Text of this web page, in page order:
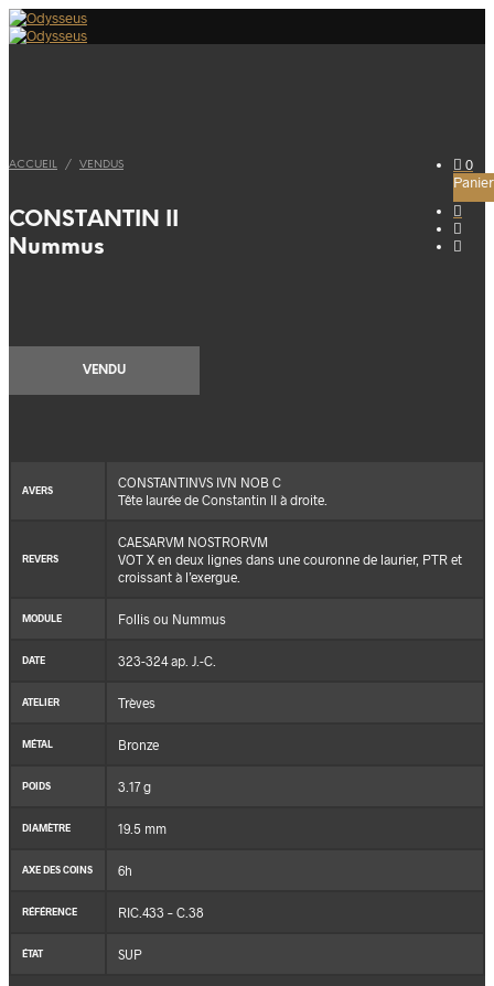
0
Panier
ACCUEIL / VENDUS
CONSTANTIN II
Nummus
VENDU
AVERS
CONSTANTINVS IVN NOB C
Tête laurée de Constantin II à droite.
REVERS
CAESARVM NOSTRORVM
VOT X en deux lignes dans une couronne de laurier, PTR et
croissant à l’exergue.
MODULE Follis ou Nummus
DATE 323-324 ap. J.-C.
ATELIER Trèves
MÉTAL Bronze
POIDS 3.17 g
DIAMÈTRE 19.5 mm
AXE DES COINS 6h
RÉFÉRENCE RIC.433 – C.38
ÉTAT SUP